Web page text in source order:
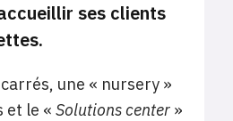
ses clients
une « nursery »
et le « Solutions center »